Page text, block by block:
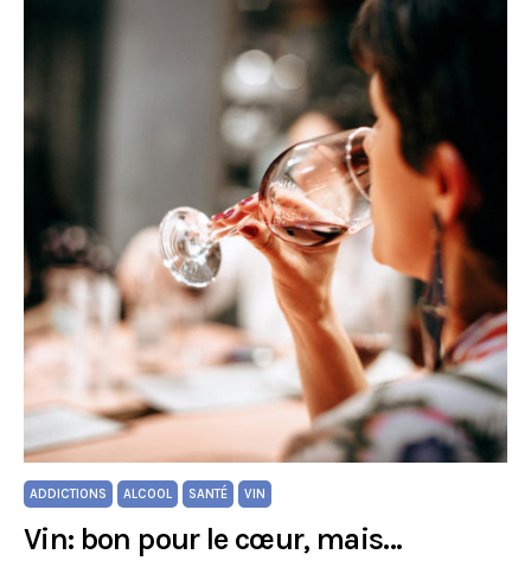
ADDICTIONS ALCOOL SANTÉ VIN
Vin: bon pour le cœur, mais…